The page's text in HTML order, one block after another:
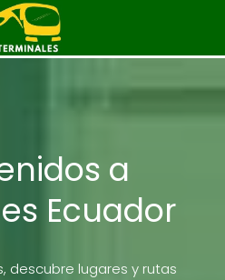
a
Ecuador
descubre lugares y rutas